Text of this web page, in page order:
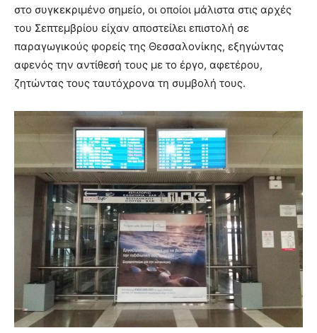
στο συγκεκριμένο σημείο, οι οποίοι μάλιστα στις αρχές
του Σεπτεμβρίου είχαν αποστείλει επιστολή σε
παραγωγικούς φορείς της Θεσσαλονίκης, εξηγώντας
αφενός την αντίθεσή τους με το έργο, αφετέρου,
ζητώντας τους ταυτόχρονα τη συμβολή τους.